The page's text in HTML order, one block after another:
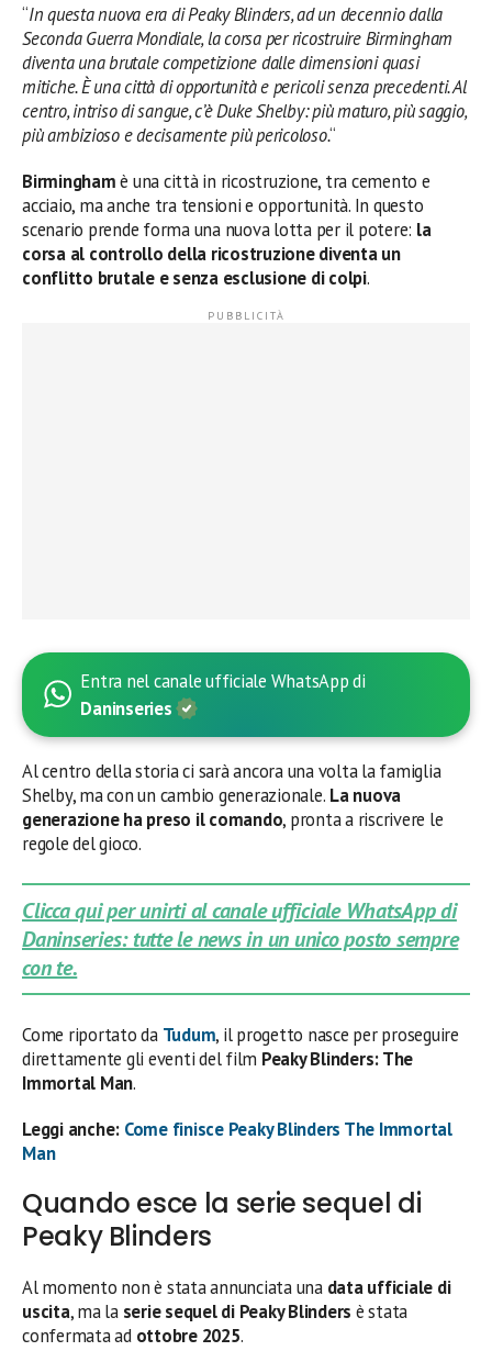
“In questa nuova era di Peaky Blinders, ad un decennio dalla
Seconda Guerra Mondiale, la corsa per ricostruire Birmingham
diventa una brutale competizione dalle dimensioni quasi
mitiche. È una città di opportunità e pericoli senza precedenti. Al
centro, intriso di sangue, c’è Duke Shelby: più maturo, più saggio,
più ambizioso e decisamente più pericoloso.“
Birminghamè una città in ricostruzione, tra cemento e
acciaio, ma anche tra tensioni e opportunità. In questo
scenario prende forma una nuova lotta per il potere: la
corsa al controllo della ricostruzione diventa un
conflitto brutale e senza esclusione di colpi.
Entra nel canale ufficiale WhatsApp di
Daninseries
Al centro della storia ci sarà ancora una volta la famiglia
Shelby, ma con un cambio generazionale. La nuova
generazione ha preso il comando, pronta a riscrivere le
regole del gioco.
Clicca qui per unirti al canale ufficiale WhatsApp di
Daninseries: tutte le news in un unico posto sempre
con te.
Come riportato da Tudum, il progetto nasce per proseguire
direttamente gli eventi del film Peaky Blinders: The
Immortal Man.
Leggi anche: Come finisce Peaky Blinders The Immortal
Man
Quando esce la serie sequel di
Peaky Blinders
Al momento non è stata annunciata una data ufficiale di
uscita, ma la serie sequel di Peaky Blinders è stata
confermata ad ottobre 2025.